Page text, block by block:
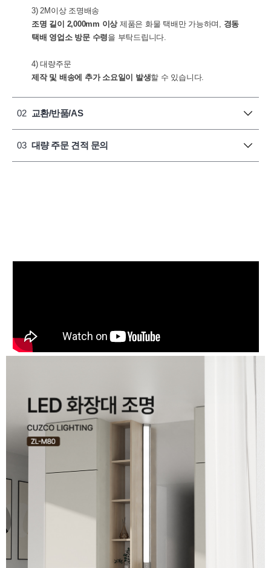
3) 2M이상 조명배송
조명 길이 2,000mm 이상제품은 화물 택배만 가능하며, 경동
택배 영업소 방문 수령을 부탁드립니다.
4) 대량주문
제작 및 배송에 추가 소요일이 발생할 수 있습니다.
02 교환/반품/AS
03 대량 주문 견적 문의